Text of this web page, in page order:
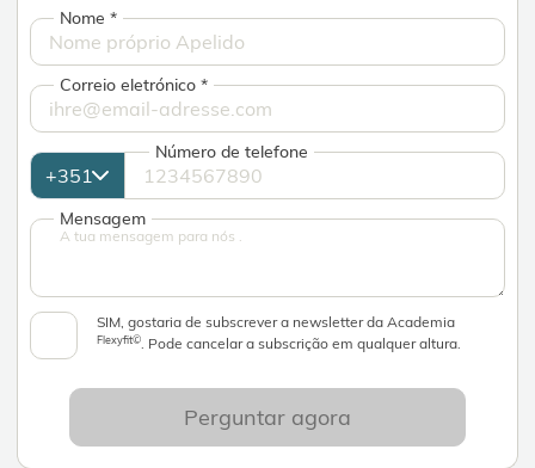
Nome*
Correio eletrónico*
Número de telefone
Mensagem
SIM, gostaria de subscrever a newsletter da Academia
Flexyfit©. Pode cancelar a subscrição em qualquer altura.
Perguntar agora